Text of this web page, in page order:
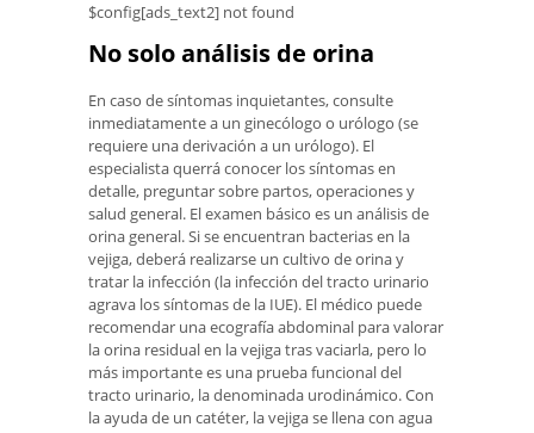
$config[ads_text2] not found
No solo análisis de orina
En caso de síntomas inquietantes, consulte
inmediatamente a un ginecólogo o urólogo (se
requiere una derivación a un urólogo). El
especialista querrá conocer los síntomas en
detalle, preguntar sobre partos, operaciones y
salud general. El examen básico es un análisis de
orina general. Si se encuentran bacterias en la
vejiga, deberá realizarse un cultivo de orina y
tratar la infección (la infección del tracto urinario
agrava los síntomas de la IUE). El médico puede
recomendar una ecografía abdominal para valorar
la orina residual en la vejiga tras vaciarla, pero lo
más importante es una prueba funcional del
tracto urinario, la denominada urodinámico. Con
la ayuda de un catéter, la vejiga se llena con agua